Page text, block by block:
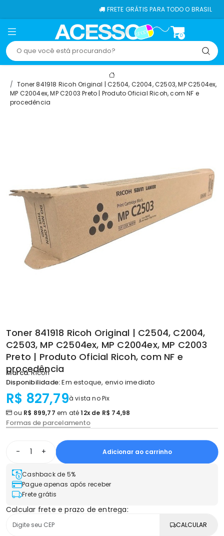
FRETE GRÁTIS PARA TODO O BRASIL
0
Toner 841918 Ricoh Original | C2504, C2004, C2503, MP C2504ex,
MP C2004ex, MP C2003 Preto | Produto Oficial Ricoh, com NF e
procedência
Toner 841918 Ricoh Original | C2504, C2004,
C2503, MP C2504ex, MP C2004ex, MP C2003
Preto | Produto Oficial Ricoh, com NF e
procedência
Marca:Ricoh
Disponibilidade:Em estoque, envio imediato
R$ 827,79à vista no Pix
ou R$ 899,77 em até12x de R$ 74,98
Formas de parcelamento
- + Adicionar ao carrinho
Cashback de 5%
Pague apenas após receber
Frete grátis
Calcular frete e prazo de entrega:
CALCULAR